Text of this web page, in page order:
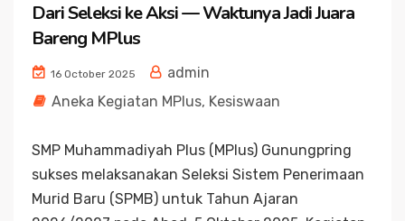
Dari Seleksi ke Aksi — Waktunya Jadi Juara
Bareng MPlus
16 October 2025
admin
Aneka Kegiatan MPlus, Kesiswaan
SMP Muhammadiyah Plus (MPlus) Gunungpring
sukses melaksanakan Seleksi Sistem Penerimaan
Murid Baru (SPMB) untuk Tahun Ajaran